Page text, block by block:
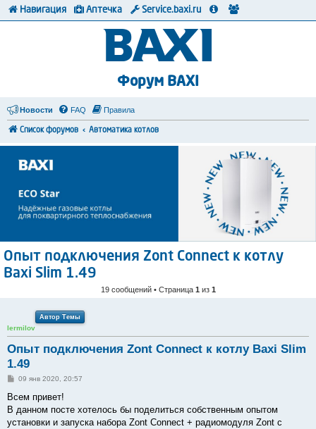
Форум BAXI
Новости FAQ Правила
Список форумов Автоматика котлов
Опыт подключения Zont Connect к котлу
Baxi Slim 1.49
19 сообщений • Страница 1 из 1
Автор Темы
lermilov
Опыт подключения Zont Connect к котлу Baxi Slim
1.49
С
о
щ
е
09 янв 2020, 20:57
Всем привет!
В данном посте хотелось бы поделиться собственным опытом
установки и запуска набора Zont Connect + радиомодуля Zont с
Навигация Аптечка Service.baxi.ru